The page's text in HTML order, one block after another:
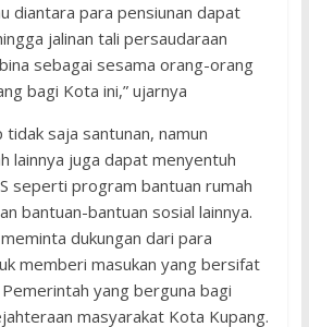
diantara para pensiunan dapat
jalinan tali persaudaraan
sebagai sesama orang-orang
bagi Kota ini,” ujarnya
saja santunan, namun
lainnya juga dapat menyentuh
seperti program bantuan rumah
bantuan-bantuan sosial lainnya.
dukungan dari para
memberi masukan yang bersifat
yang berguna bagi
masyarakat Kota Kupang.